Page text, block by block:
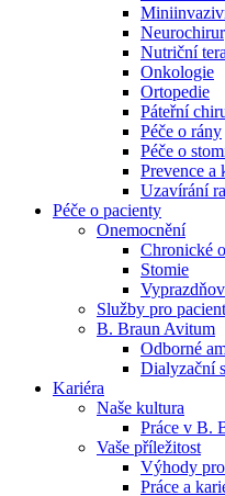
Naše specializované
specializaci a město,
ambulance.
Nutriční
Onkologie
Ortopedie
Páteřní
Péče o rány
Péče o
Prevence a
Uzavírání
Péče o pacienty
Onemocnění
Chronické
Stomie
Služby pro
B. Braun Avitum
Odborné
Dialyzační
Kariéra
Naše kultura
Práce v B.
Vaše příležitost​
Výhody
Práce a